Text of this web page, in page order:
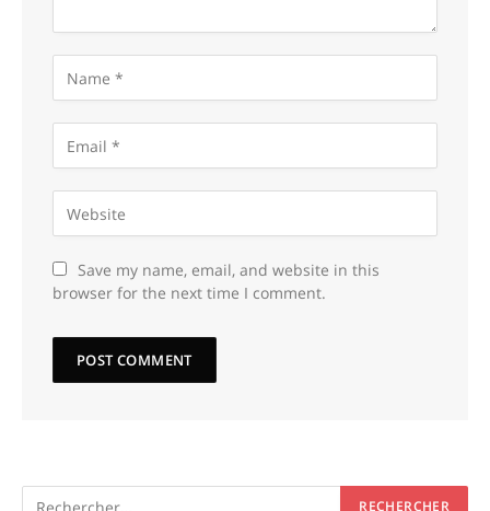
Save my name, email, and website in this
browser for the next time I comment.